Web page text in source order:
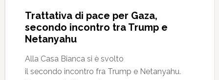
Trattativa di pace per Gaza,
secondo incontro tra Trump e
Netanyahu
Alla Casa Bianca si è svolto
il secondo incontro fra Trump e Netanyahu.